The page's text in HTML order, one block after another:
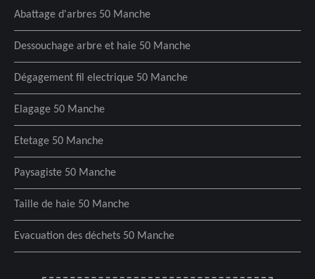
Abattage d'arbres 50 Manche
Dessouchage arbre et haie 50 Manche
Dégagement fil electrique 50 Manche
Elagage 50 Manche
Etetage 50 Manche
Paysagiste 50 Manche
Taille de haie 50 Manche
Evacuation des déchets 50 Manche